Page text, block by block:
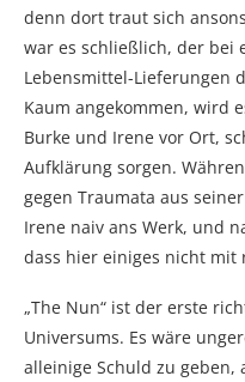
denn dort traut sich
war es schließlich, der bei
Lebensmittel-Lieferungen
Kaum angekommen, wird
Burke und Irene vor Ort,
Aufklärung sorgen.
gegen Traumata aus
Irene naiv ans Werk, und
dass hier einiges nicht mit
„The Nun“ ist der erste
Universums. Es wäre
alleinige Schuld zu geben,